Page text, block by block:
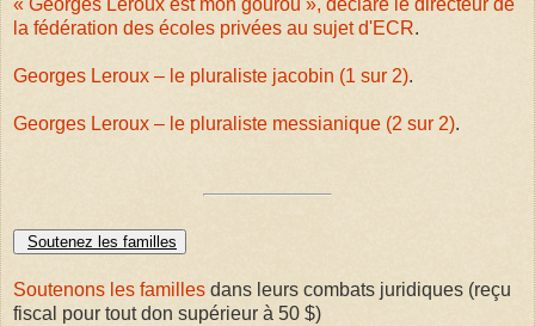
« Georges Leroux est mon gourou », déclare le directeur de
la fédération des écoles privées au sujet d'ECR.
Georges Leroux – le pluraliste jacobin (1 sur 2).
Georges Leroux – le pluraliste messianique (2 sur 2).
Soutenez les familles
Soutenons les familles dans leurs combats juridiques (reçu
fiscal pour tout don supérieur à 50 $)